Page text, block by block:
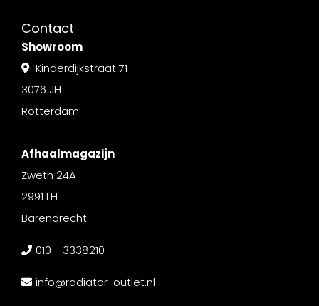
Contact
Showroom
Kinderdijkstraat 71
3076 JH
Rotterdam
Afhaalmagazijn
Zweth 24A
2991 LH
Barendrecht
010 - 3338210
info@radiator-outlet.nl